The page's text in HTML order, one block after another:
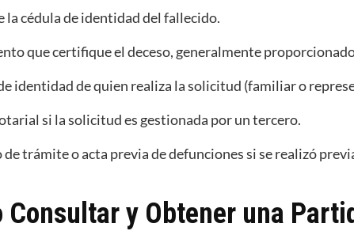
la cédula de identidad del fallecido.
que certifique el deceso, generalmente
identidad de quien realiza la solicitud (familiar o
si la solicitud es gestionada por un tercero.
trámite o acta previa de defunciones si se realizó
Consultar y Obtener una